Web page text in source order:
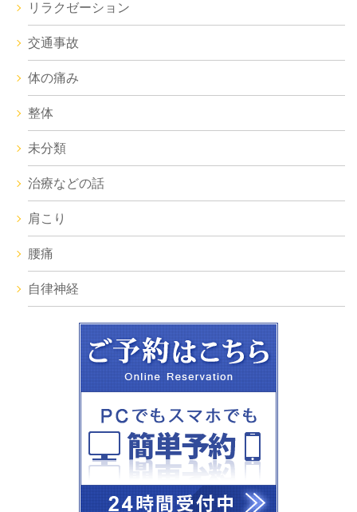
リラクゼーション
交通事故
体の痛み
整体
未分類
治療などの話
肩こり
腰痛
自律神経